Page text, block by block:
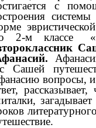
с
2-м классе
вопросы, и